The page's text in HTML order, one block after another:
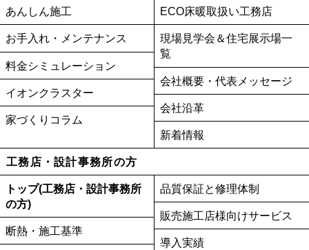
あんしん施工
お手入れ・メンテナンス
料金シミュレーション
イオンクラスター
家づくりコラム
ECO床暖取扱い工務店
現場見学会＆住宅展示場一
覧
会社概要・代表メッセージ
会社沿革
新着情報
工務店・設計事務所の方
トップ(工務店・設計事務所
の方)
断熱・施工基準
品質保証と修理体制
販売施工店様向けサービス
導入実績